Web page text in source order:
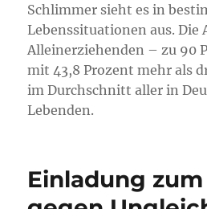
Schlimmer sieht es in
Lebenssituationen aus. Die
Alleinerziehenden – zu 90
mit 43,8 Prozent mehr als
im Durchschnitt aller in
Lebenden.
Einladung